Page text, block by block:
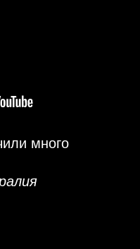
много